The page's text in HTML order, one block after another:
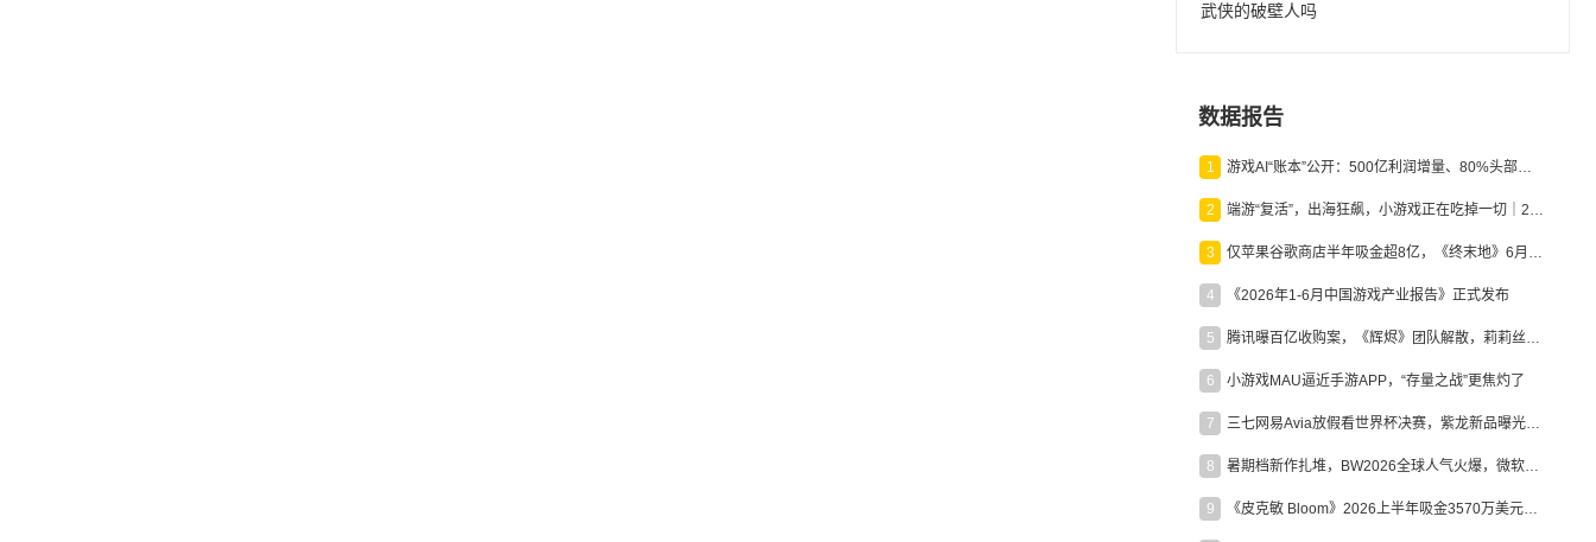
武侠的破壁人吗
数据报告
1 游戏AI“账本”公开：500亿利润增量、80%头部入局，谁在闷声发财？
2 端游“复活”，出海狂飙，小游戏正在吃掉一切｜2026上半年产业报告
3 仅苹果谷歌商店半年吸金超8亿，《终末地》6月份收入显著回暖
4 《2026年1-6月中国游戏产业报告》正式发布
5 腾讯曝百亿收购案，《辉烬》团队解散，莉莉丝新作曝光｜陀螺周报
6 小游戏MAU逼近手游APP，“存量之战”更焦灼了
7 三七网易Avia放假看世界杯决赛，紫龙新品曝光，米哈游新作上线 | 陀螺周报
8 暑期档新作扎堆，BW2026全球人气火爆，微软XBOX大裁员|陀螺周报
9 《皮克敏 Bloom》2026上半年吸金3570万美元，中国台湾成最大市场